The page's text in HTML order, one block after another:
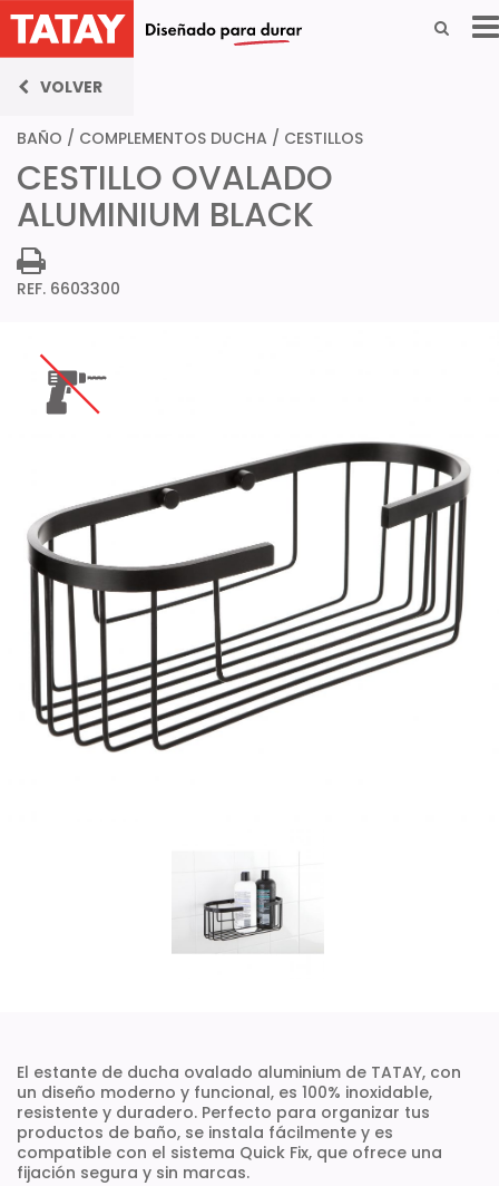
VOLVER
BAÑO / COMPLEMENTOS DUCHA / CESTILLOS
CESTILLO OVALADO
ALUMINIUM BLACK
REF. 6603300
El estante de ducha ovalado aluminium de TATAY, con
un diseño moderno y funcional, es 100% inoxidable,
resistente y duradero. Perfecto para organizar tus
productos de baño, se instala fácilmente y es
compatible con el sistema Quick Fix, que ofrece una
fijación segura y sin marcas.